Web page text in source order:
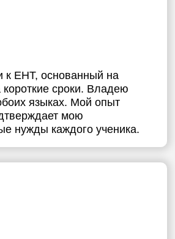
к ЕНТ, основанный на
короткие сроки. Владею
языках. Мой опыт
мою
нужды каждого ученика.